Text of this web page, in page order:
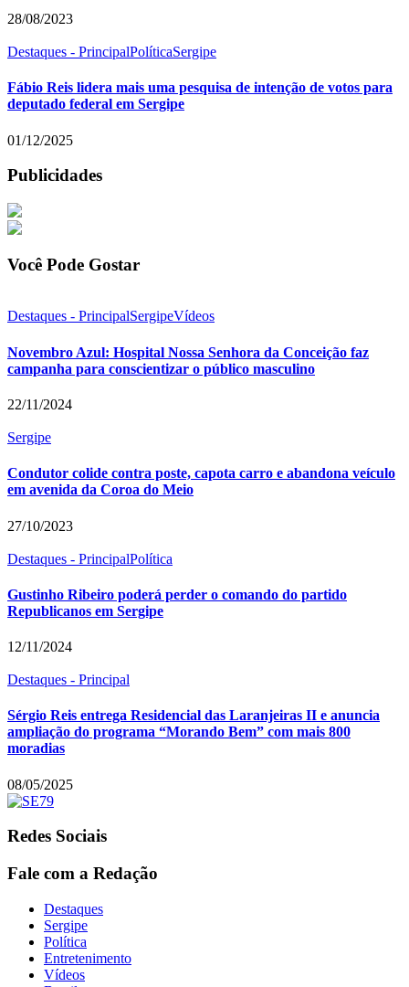
28/08/2023
Destaques - PrincipalPolíticaSergipe
Fábio Reis lidera mais uma pesquisa de intenção de votos para
deputado federal em Sergipe
01/12/2025
Publicidades
Você Pode Gostar
Destaques - PrincipalSergipeVídeos
Novembro Azul: Hospital Nossa Senhora da Conceição faz
campanha para conscientizar o público masculino
22/11/2024
Sergipe
Condutor colide contra poste, capota carro e abandona veículo
em avenida da Coroa do Meio
27/10/2023
Destaques - PrincipalPolítica
Gustinho Ribeiro poderá perder o comando do partido
Republicanos em Sergipe
12/11/2024
Destaques - Principal
Sérgio Reis entrega Residencial das Laranjeiras II e anuncia
ampliação do programa “Morando Bem” com mais 800
moradias
08/05/2025
Redes Sociais
Fale com a Redação
Destaques
Sergipe
Política
Entretenimento
Vídeos